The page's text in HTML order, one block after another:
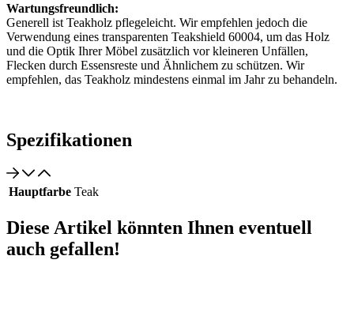
Wartungsfreundlich:
Generell ist Teakholz pflegeleicht. Wir empfehlen jedoch die
Verwendung eines transparenten Teakshield 60004, um das Holz
und die Optik Ihrer Möbel zusätzlich vor kleineren Unfällen,
Flecken durch Essensreste und Ähnlichem zu schützen. Wir
empfehlen, das Teakholz mindestens einmal im Jahr zu behandeln.
Spezifikationen
Hauptfarbe Teak
Diese Artikel könnten Ihnen eventuell
auch gefallen!